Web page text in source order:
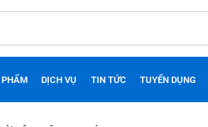
DỊCH VỤ TIN TỨC TUYỂN DỤNG